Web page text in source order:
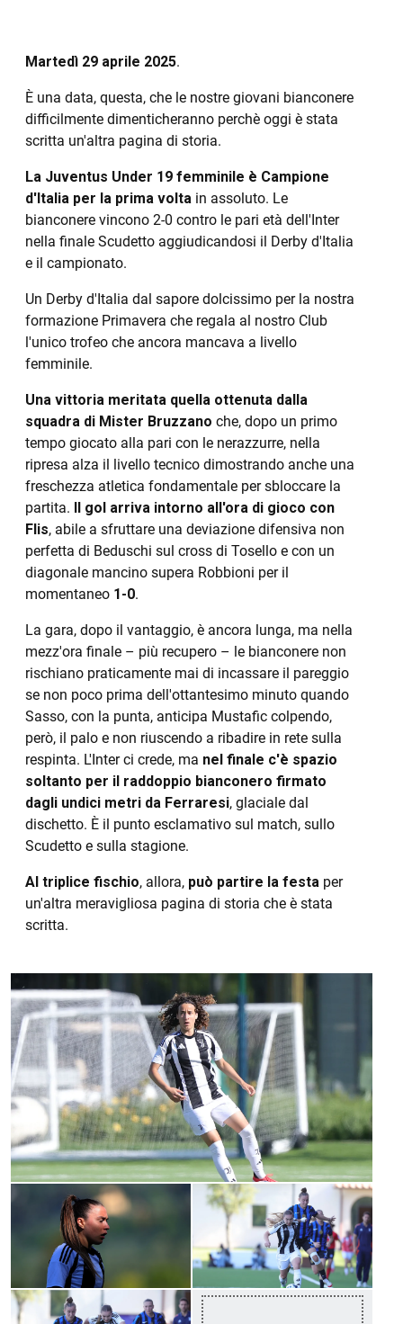
Martedì 29 aprile 2025.
È una data, questa, che le nostre giovani bianconere
difficilmente dimenticheranno perchè oggi è stata
scritta un'altra pagina di storia.
La Juventus Under 19 femminile è Campione
d'Italia per la prima volta in assoluto. Le
bianconere vincono 2-0 contro le pari età dell'Inter
nella finale Scudetto aggiudicandosi il Derby d'Italia
e il campionato.
Un Derby d'Italia dal sapore dolcissimo per la nostra
formazione Primavera che regala al nostro Club
l'unico trofeo che ancora mancava a livello
femminile.
Una vittoria meritata quella ottenuta dalla
squadra di Mister Bruzzano che, dopo un primo
tempo giocato alla pari con le nerazzurre, nella
ripresa alza il livello tecnico dimostrando anche una
freschezza atletica fondamentale per sbloccare la
partita. Il gol arriva intorno all'ora di gioco con
Flis, abile a sfruttare una deviazione difensiva non
perfetta di Beduschi sul cross di Tosello e con un
diagonale mancino supera Robbioni per il
momentaneo 1-0.
La gara, dopo il vantaggio, è ancora lunga, ma nella
mezz'ora finale – più recupero – le bianconere non
rischiano praticamente mai di incassare il pareggio
se non poco prima dell'ottantesimo minuto quando
Sasso, con la punta, anticipa Mustafic colpendo,
però, il palo e non riuscendo a ribadire in rete sulla
respinta. L'Inter ci crede, ma nel finale c'è spazio
soltanto per il raddoppio bianconero firmato
dagli undici metri da Ferraresi, glaciale dal
dischetto. È il punto esclamativo sul match, sullo
Scudetto e sulla stagione.
Al triplice fischio, allora, può partire la festa per
un'altra meravigliosa pagina di storia che è stata
scritta.